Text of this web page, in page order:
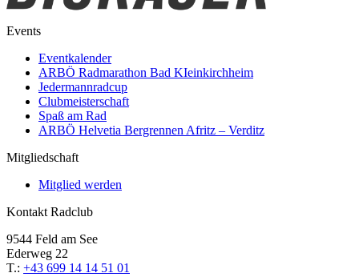
Events
Eventkalender
ARBÖ Radmarathon Bad KIeinkirchheim
Jedermannradcup
Clubmeisterschaft
Spaß am Rad
ARBÖ Helvetia Bergrennen Afritz – Verditz
Mitgliedschaft
Mitglied werden
Kontakt Radclub
9544 Feld am See
Ederweg 22
T.: +43 699 14 14 51 01